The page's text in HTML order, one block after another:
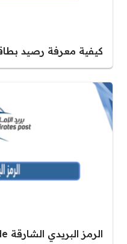
كيفية معرفة رصيد بطاقة
الرمز البريدي الشارقة Sharjah Postcode